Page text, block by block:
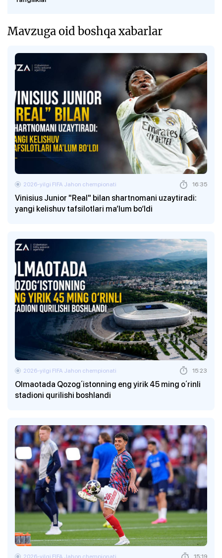
Mavzuga oid boshqa xabarlar
Vinisius Junior "Real" bilan shartnomani uzaytiradi:
yangi kelishuv tafsilotlari ma’lum bo‘ldi
2026-yilgi FIFA Jahon chempionati 16:35
Olmaotada Qozogʻistonning eng yirik 45 ming oʻrinli
stadioni qurilishi boshlandi
2026-yilgi FIFA Jahon chempionati 15:23